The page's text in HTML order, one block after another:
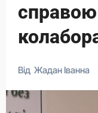
Від Жадан Іванна